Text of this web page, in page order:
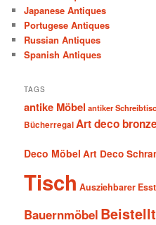
Japanese Antiques
Portugese Antiques
Russian Antiques
Spanish Antiques
TAGS
antike Möbel antiker
BücherregalArt deco bronze
Deco Möbel Art Deco
Tisch Ausziehbarer
Bauernmöbel